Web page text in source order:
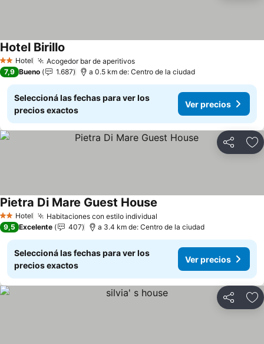
2 Estrellas
Hotel Acogedor bar de aperitivosVer precios
Hotel Birillo
7,9 Bueno 1.687 a 0.5 km de: Centro de la ciudad
Seleccioná las fechas para ver los
precios exactos
Ver precios
Compartir
2 Estrellas
Hotel Habitaciones con estilo individual
Pietra Di Mare Guest House
9,5 Excelente 407 a 3.4 km de: Centro de la ciudad
Seleccioná las fechas para ver los
precios exactos
Ver precios
Compartir